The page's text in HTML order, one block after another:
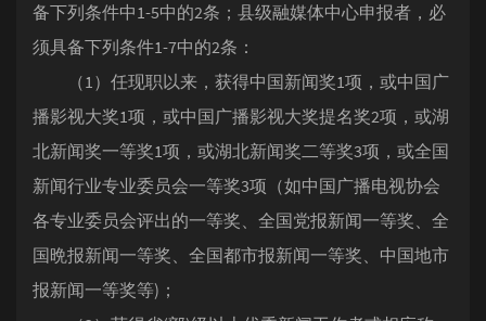
备下列条件中1-5中的2条；县级融媒体中心申报者，必
须具备下列条件1-7中的2条：
（1）任现职以来，获得中国新闻奖1项，或中国广
播影视大奖1项，或中国广播影视大奖提名奖2项，或湖
北新闻奖一等奖1项，或湖北新闻奖二等奖3项，或全国
新闻行业专业委员会一等奖3项（如中国广播电视协会
各专业委员会评出的一等奖、全国党报新闻一等奖、全
国晩报新闻一等奖、全国都市报新闻一等奖、中国地市
报新闻一等奖等)；